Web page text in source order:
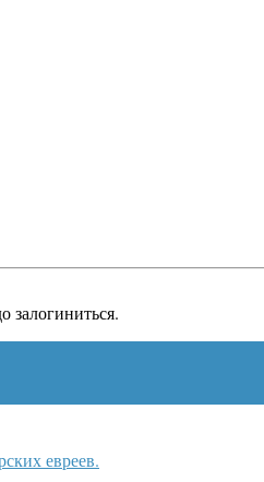
залогиниться.
евреев.